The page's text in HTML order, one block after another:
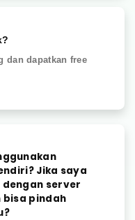
dan dapatkan free
Jika saya
server
pindah